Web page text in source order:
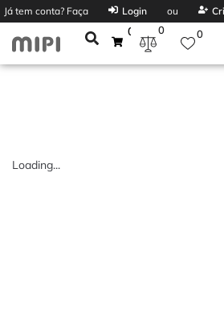
Já tem conta? Faça Login ou
0 0 0
Loading...